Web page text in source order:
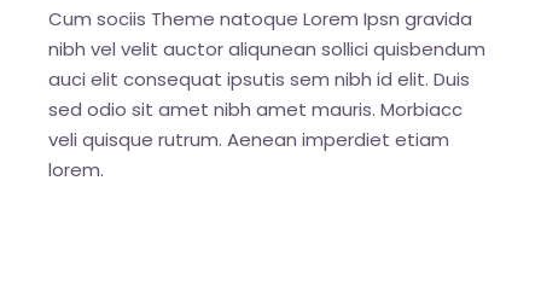
Cum sociis Theme natoque Lorem Ipsn gravida
nibh vel velit auctor aliqunean sollici quisbendum
auci elit consequat ipsutis sem nibh id elit. Duis
sed odio sit amet nibh amet mauris. Morbiacc
veli quisque rutrum. Aenean imperdiet etiam
lorem.